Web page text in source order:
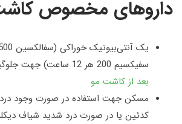
داروهای مخصوص
سفیکسیم 200 هر 12 ساعت) جهت جلوگیری از بروز
بعد از کاشت مو
مسکن جهت استفاده در صورت وجود درد
کدئین یا در صورت درد شدید شیاف